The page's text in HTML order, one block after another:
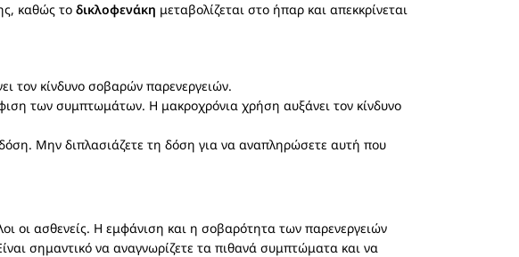
καθώς το δικλοφενάκη μεταβολίζεται στο ήπαρ και απεκκρίνεται
τον κίνδυνο σοβαρών παρενεργειών.
των συμπτωμάτων. Η μακροχρόνια χρήση αυξάνει τον κίνδυνο
Μην διπλασιάζετε τη δόση για να αναπληρώσετε αυτή που
οι ασθενείς. Η εμφάνιση και η σοβαρότητα των παρενεργειών
σημαντικό να αναγνωρίζετε τα πιθανά συμπτώματα και να